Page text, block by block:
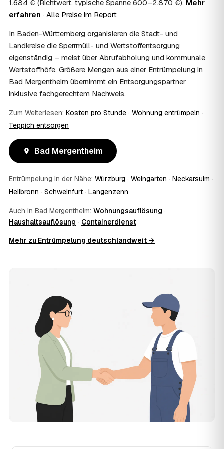
Im Einzelfall ist das möglich — etwa bei einer
Wohnungsauflösung im Rahmen von Sozialhilfe oder
stellen Sie vor Auftragserteilung beim zuständigen Amt
und holen die Kostenübernahme schriftlich ein. AWL
Zentrum vermittelt die Entrümpler, entscheidet aber nicht
über die Kostenübernahme.
08 Bekomme ich einen Entsorgungsnachweis?
Ja. Die Partner entsorgen über zugelassene Höfe und
wichtig zum Beispiel für Vermieter, Nachlassverwaltung
oder die eigene Dokumentation.
Nicht zwingend. Viele Kunden in Bad Mergentheim sind
nur zur Übergabe und zum Abschluss vor Ort; den
stimmen Sie direkt mit dem Entrümpler ab.
10
Was ist im Festpreis enthalten?
Ausräumen, Tragen und Verladen, den Transport sowie die
fachgerechte Entsorgung ab — auf Wunsch inklusive
Zusatzkosten: Was vereinbart ist, gilt. Anrechenbare
muss, und erhalten mehrere Festpreis-Angebote geprüfter
Entrümpler aus Bad Mergentheim zum Vergleichen. Bezahlt
wird nur der Entrümpler, den Sie selbst auswählen.
Was kostet die Entrümpelung einer normalen
Wohnung in Bad Mergentheim?
Für eine durchschnittliche Wohnung mit rund 65 m² liegen
die Kosten in Bad Mergentheim bei etwa 1.840 €, das
entspricht im Schnitt rund 32,0 € je Quadratmeter.
Zugänglichkeit (Etage, Aufzug), Menge und Sperrmüllanteil
verschieben den Preis nach oben oder unten — den
genauen Festpreis nennt Ihnen der Entrümpler nach
kurzer Beschreibung.
1.684 € (Richtwert, typische Spanne 600–2.870 €). Mehr
erfahren · Alle Preise im Report
In Baden-Württemberg organisieren die Stadt- und
Landkreise die Sperrmüll- und Wertstoffentsorgung
eigenständig – meist über Abrufabholung und kommunale
Wertstoffhöfe. Größere Mengen aus einer Entrümpelung in
Bad Mergentheim übernimmt ein Entsorgungspartner
inklusive fachgerechtem Nachweis.
Zum Weiterlesen: Kosten pro Stunde · Wohnung entrümpeln ·
Teppich entsorgen
Bad Mergentheim
Entrümpelung in der Nähe: Würzburg · Weingarten · Neckarsulm ·
Heilbronn · Schweinfurt · Langenzenn
Auch in Bad Mergentheim: Wohnungsauflösung ·
Haushaltsauflösung · Containerdienst
Mehr zu Entrümpelung deutschlandweit →